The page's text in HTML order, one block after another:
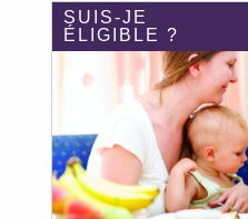
SUIS-JE
ÉLIGIBLE ?